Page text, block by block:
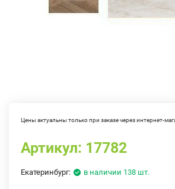
Цены актуальны только при заказе через интернет-
Артикул: 17782
Екатеринбург: в наличии 138 шт.